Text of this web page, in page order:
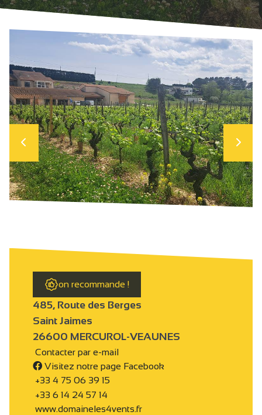
on recommande !
485, Route des Berges
Saint Jaimes
26600 MERCUROL-VEAUNES
Contacter par e-mail
Visitez notre page Facebook
+33 4 75 06 39 15
+33 6 14 24 57 14
www.domaineles4vents.fr